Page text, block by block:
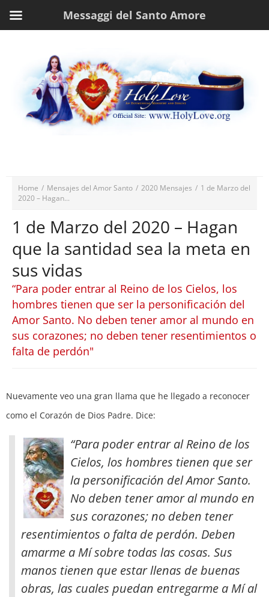
Home / Mensajes del Amor Santo / 2020 Mensajes / 1 de Marzo del
2020 – Hagan...
1 de Marzo del 2020 – Hagan
que la santidad sea la meta en
sus vidas
“Para poder entrar al Reino de los Cielos, los
hombres tienen que ser la personificación del
Amor Santo. No deben tener amor al mundo en
sus corazones; no deben tener resentimientos o
falta de perdón"
Nuevamente veo una gran llama que he llegado a reconocer
como el Corazón de Dios Padre. Dice:
“Para poder entrar al Reino de los
Cielos, los hombres tienen que ser
la personificación del Amor Santo.
No deben tener amor al mundo en
sus corazones; no deben tener
resentimientos o falta de perdón. Deben
amarme a Mí sobre todas las cosas. Sus
manos tienen que estar llenas de buenas
obras, las cuales puedan entregarme a Mí al
Messaggi del Santo Amore